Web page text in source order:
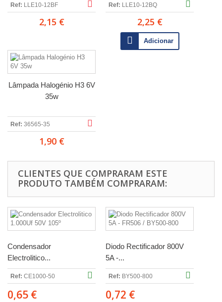
Ref: LLE10-12BF
2,15 €
Ref: LLE10-12BQ
2,25 €
Adicionar
Lâmpada Halogénio H3 6V
35w
Ref: 36565-35
1,90 €
CLIENTES QUE COMPRARAM ESTE
PRODUTO TAMBÉM COMPRARAM:
Condensador
Electrolitico...
Ref: CE1000-50
0,65 €
Diodo Rectificador 800V
5A -...
Ref: BY500-800
0,72 €